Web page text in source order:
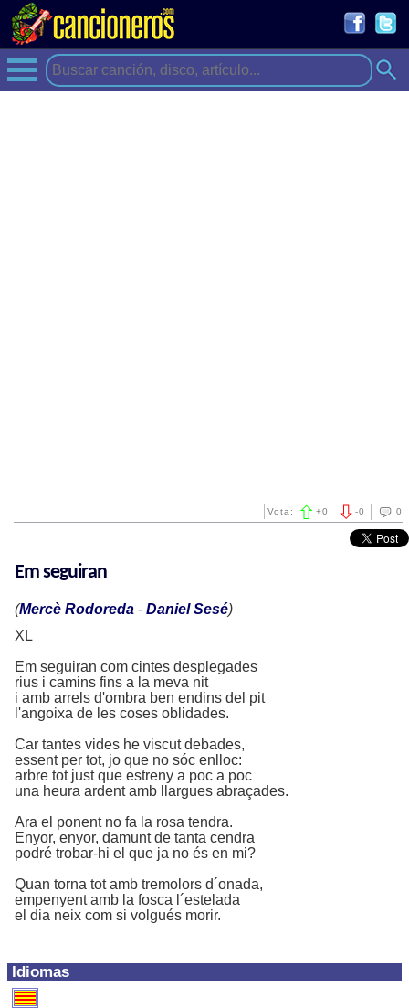
0
-0
Vota: +0
Idiomas
Em seguiran
(Mercè Rodoreda - Daniel Sesé)
XL
Em seguiran com cintes desplegades
rius i camins fins a la meva nit
i amb arrels d'ombra ben endins del pit
l'angoixa de les coses oblidades.
Car tantes vides he viscut debades,
essent per tot, jo que no sóc enlloc:
arbre tot just que estreny a poc a poc
una heura ardent amb llargues abraçades.
Ara el ponent no fa la rosa tendra.
Enyor, enyor, damunt de tanta cendra
podré trobar-hi el que ja no és en mi?
Quan torna tot amb tremolors d´onada,
empenyent amb la fosca l´estelada
el dia neix com si volgués morir.